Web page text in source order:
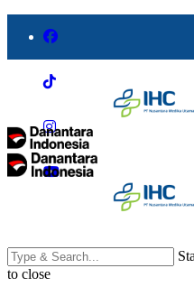
to close